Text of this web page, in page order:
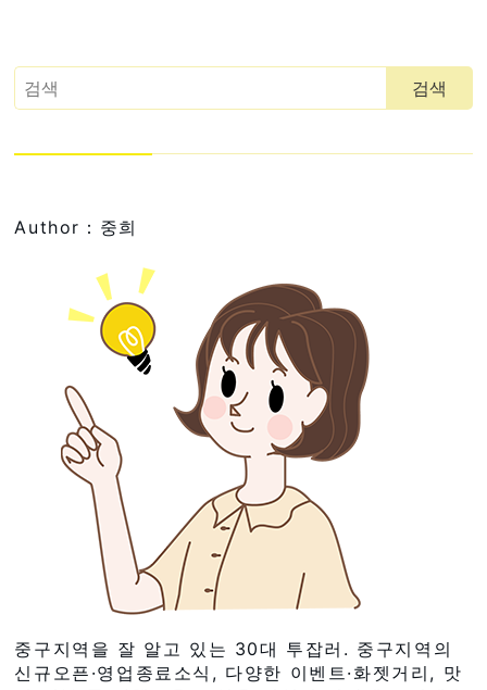
Author：중희
중구지역을 잘 알고 있는 30대 투잡러. 중구지역의
신규오픈·영업종료소식, 다양한 이벤트·화젯거리, 맛